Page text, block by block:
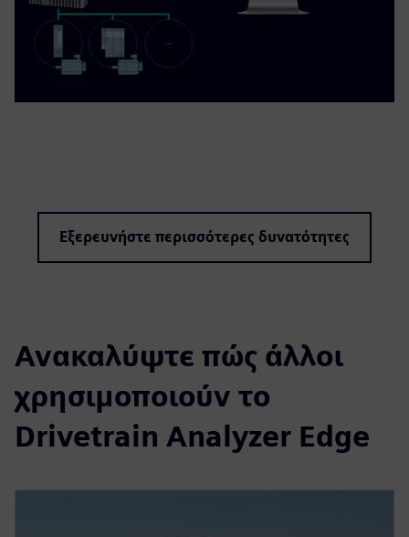
Εξερευνήστε περισσότερες δυνατότητες
Ανακαλύψτε πώς άλλοι
χρησιμοποιούν το
Drivetrain Analyzer Edge